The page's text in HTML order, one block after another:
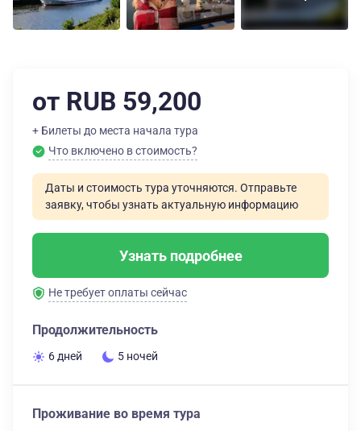
от RUB 59,200
+ Билеты до места начала тура
Что включено в стоимость?
Даты и стоимость тура уточняются. Отправьте
заявку, чтобы узнать актуальную информацию
Узнать подробнее
Не требует оплаты сейчас
Продолжительность
6 дней 5 ночей
Проживание во время тура